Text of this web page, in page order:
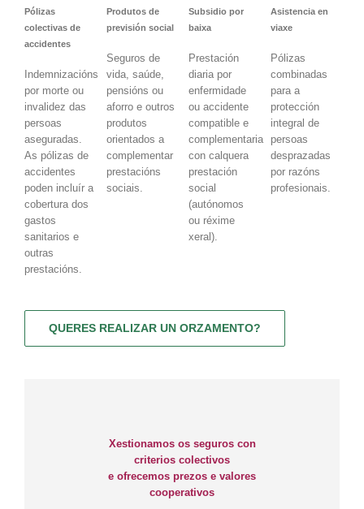
Pólizas
colectivas de
accidentes
Indemnizacións
por morte ou
invalidez das
persoas
aseguradas.
As pólizas de
accidentes
poden incluír a
cobertura dos
gastos
sanitarios e
outras
prestacións.
Produtos de
previsión social
Seguros de
vida, saúde,
pensións ou
aforro e outros
produtos
orientados a
complementar
prestacións
sociais.
Subsidio por
baixa
Prestación
diaria por
enfermidade
ou accidente
compatible e
complementaria
con calquera
prestación
social
(autónomos
ou réxime
xeral).
Asistencia en
viaxe
Pólizas
combinadas
para a
protección
integral de
persoas
desprazadas
por razóns
profesionais.
QUERES REALIZAR UN ORZAMENTO?
Xestionamos os seguros con
criterios colectivos
e ofrecemos prezos e valores
cooperativos